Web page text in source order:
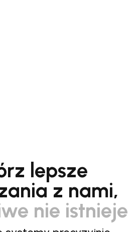
lepsze
z nami,
nie istnieje